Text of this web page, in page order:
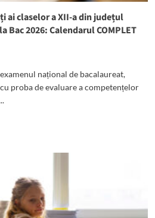
ai claselor a XII-a din județul
Bac 2026: Calendarul COMPLET
național de bacalaureat,
proba de evaluare a competențelor